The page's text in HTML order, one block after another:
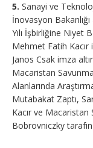
5. Sanayi ve
İnovasyon
Yılı İşbirliğine Niyet
Mehmet Fatih
Janos Csak imza
Macaristan
Alanlarında
Mutabakat Zaptı,
Kacır ve Macaristan
Bobrovniczky